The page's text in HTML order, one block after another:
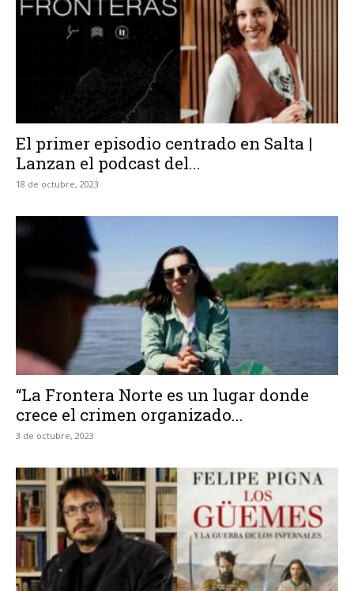
El primer episodio centrado en Salta |
Lanzan el podcast del...
18 de octubre, 2023
“La Frontera Norte es un lugar donde
crece el crimen organizado...
3 de octubre, 2023